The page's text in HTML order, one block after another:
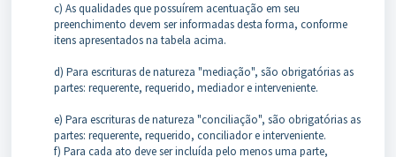
c) As qualidades que possuírem acentuação em seu
preenchimento devem ser informadas desta forma, conforme
itens apresentados na tabela acima.
d) Para escrituras de natureza "mediação", são obrigatórias as
partes: requerente, requerido, mediador e interveniente.
e) Para escrituras de natureza "conciliação", são obrigatórias as
partes: requerente, requerido, conciliador e interveniente.
f) Para cada ato deve ser incluída pelo menos uma parte,